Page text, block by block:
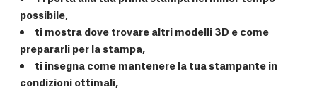
possibile,
ti mostra dove trovare altri modelli 3D e come
prepararli per la stampa,
ti insegna come mantenere la tua stampante in
condizioni ottimali,